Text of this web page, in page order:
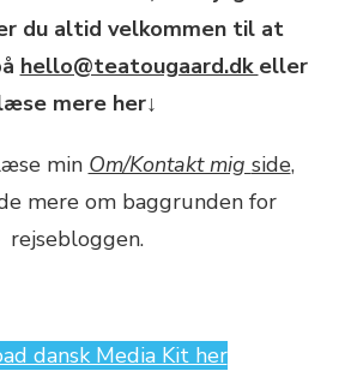
du altid velkommen til at
hello@teatougaard.dk eller
mere her↓
min Om/Kontakt mig side,
mere om baggrunden for
rejsebloggen.
dansk Media Kit her